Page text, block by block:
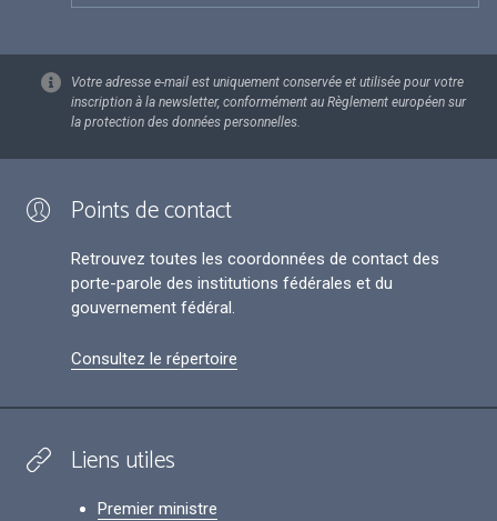
Votre adresse e-mail est uniquement conservée et utilisée pour votre
inscription à la newsletter, conformément au Règlement européen sur
la protection des données personnelles.
Points de contact
Retrouvez toutes les coordonnées de contact des
porte-parole des institutions fédérales et du
gouvernement fédéral.
Consultez le répertoire
Liens utiles
Premier ministre